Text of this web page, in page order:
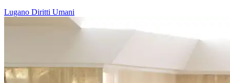
Lugano Diritti Umani